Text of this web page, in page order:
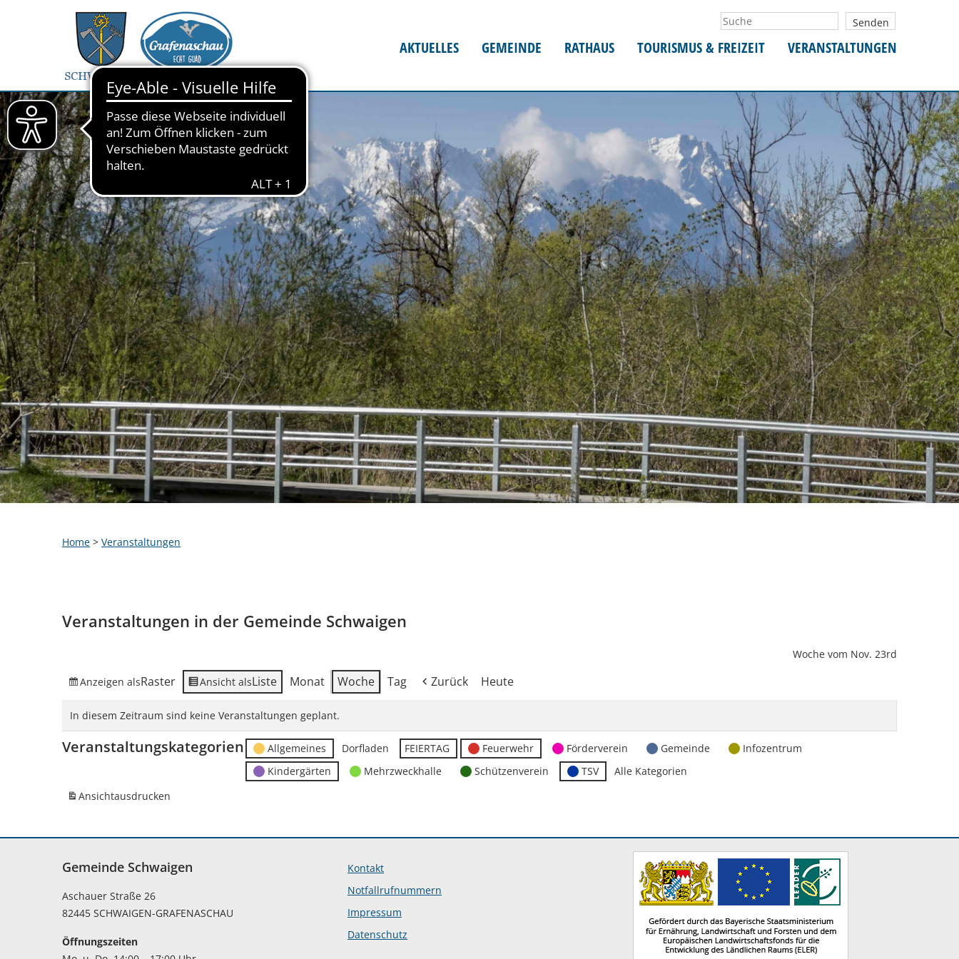
AKTUELLES GEMEINDE RATHAUS TOURISMUS & FREIZEIT VERANSTALTUNGEN
Home > Veranstaltungen
Veranstaltungen in der Gemeinde Schwaigen
Woche vom Nov. 23rd
Anzeigen alsRaster Ansicht alsListe Monat Woche Tag Zurück Heute
In diesem Zeitraum sind keine Veranstaltungen geplant.
Veranstaltungskategorien Allgemeines Dorfladen FEIERTAG Feuerwehr Förderverein Gemeinde
Infozentrum
Kindergärten
Mehrzweckhalle Schützenverein TSV
Alle Kategorien
Ansichtausdrucken
Gemeinde Schwaigen
Aschauer Straße 26
82445 SCHWAIGEN-GRAFENASCHAU
Öffnungszeiten
Kontakt
Notfallrufnummern
Impressum
Datenschutz